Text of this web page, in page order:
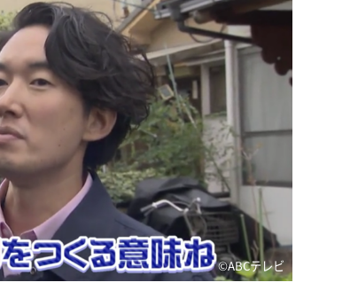
©️ABCテレビ